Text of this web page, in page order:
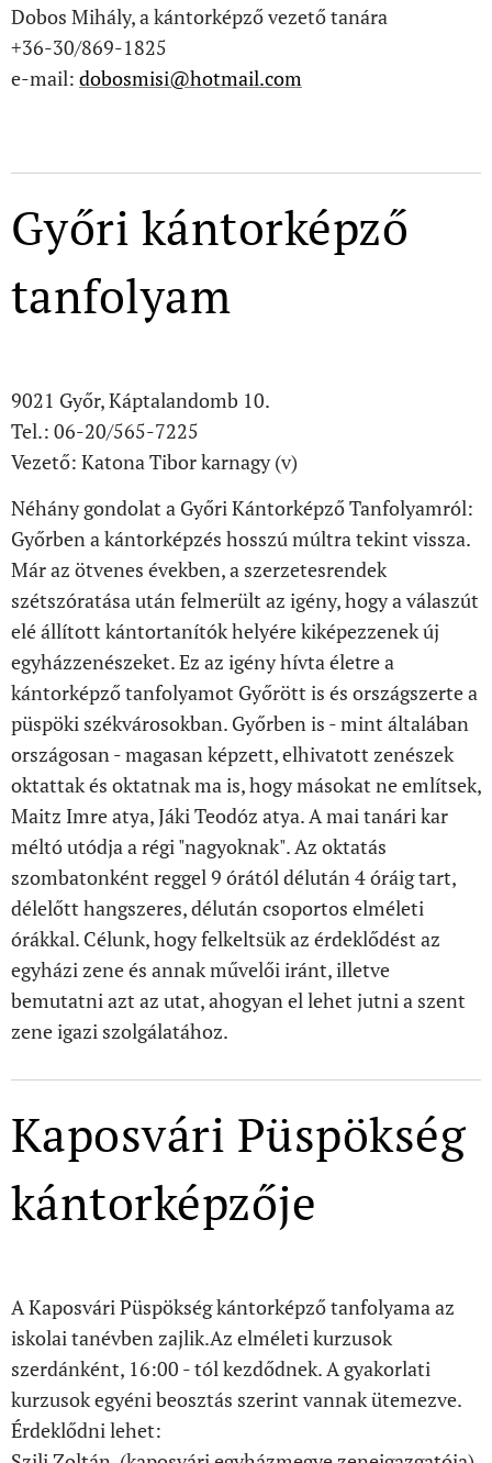
Dobos Mihály, a kántorképző vezető tanára
+36-30/869-1825
e-mail: dobosmisi@hotmail.com
Győri kántorképző
tanfolyam
9021 Győr, Káptalandomb 10.
Tel.: 06-20/565-7225
Vezető: Katona Tibor karnagy (v)
Néhány gondolat a Győri Kántorképző Tanfolyamról:
Győrben a kántorképzés hosszú múltra tekint vissza.
Már az ötvenes években, a szerzetesrendek
szétszóratása után felmerült az igény, hogy a válaszút
elé állított kántortanítók helyére kiképezzenek új
egyházzenészeket. Ez az igény hívta életre a
kántorképző tanfolyamot Győrött is és országszerte a
püspöki székvárosokban. Győrben is - mint általában
országosan - magasan képzett, elhivatott zenészek
oktattak és oktatnak ma is, hogy másokat ne említsek,
Maitz Imre atya, Jáki Teodóz atya. A mai tanári kar
méltó utódja a régi "nagyoknak". Az oktatás
szombatonként reggel 9 órától délután 4 óráig tart,
délelőtt hangszeres, délután csoportos elméleti
órákkal. Célunk, hogy felkeltsük az érdeklődést az
egyházi zene és annak művelői iránt, illetve
bemutatni azt az utat, ahogyan el lehet jutni a szent
zene igazi szolgálatához.
Kaposvári Püspökség
kántorképzője
A Kaposvári Püspökség kántorképző tanfolyama az
iskolai tanévben zajlik.Az elméleti kurzusok
szerdánként, 16:00 - tól kezdődnek. A gyakorlati
kurzusok egyéni beosztás szerint vannak ütemezve.
Érdeklődni lehet: